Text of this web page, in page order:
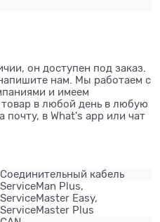
он доступен под заказ.
нам. Мы работаем с
и имеем
в любой день в любую
в What's app или чат
Соединительный кабель
ServiceMan Plus,
ServiceMaster Easy,
ServiceMaster Plus